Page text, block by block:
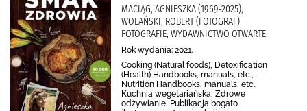
MACIĄG, AGNIESZKA (1969-2025),
WOLAŃSKI, ROBERT (FOTOGRAF)
FOTOGRAFIE, WYDAWNICTWO OTWARTE
Rok wydania: 2021.
Cooking (Natural foods), Detoxification
(Health) Handbooks, manuals, etc.,
Nutrition Handbooks, manuals, etc.,
Kuchnia wegetariańska, Zdrowe
odżywianie, Publikacja bogato